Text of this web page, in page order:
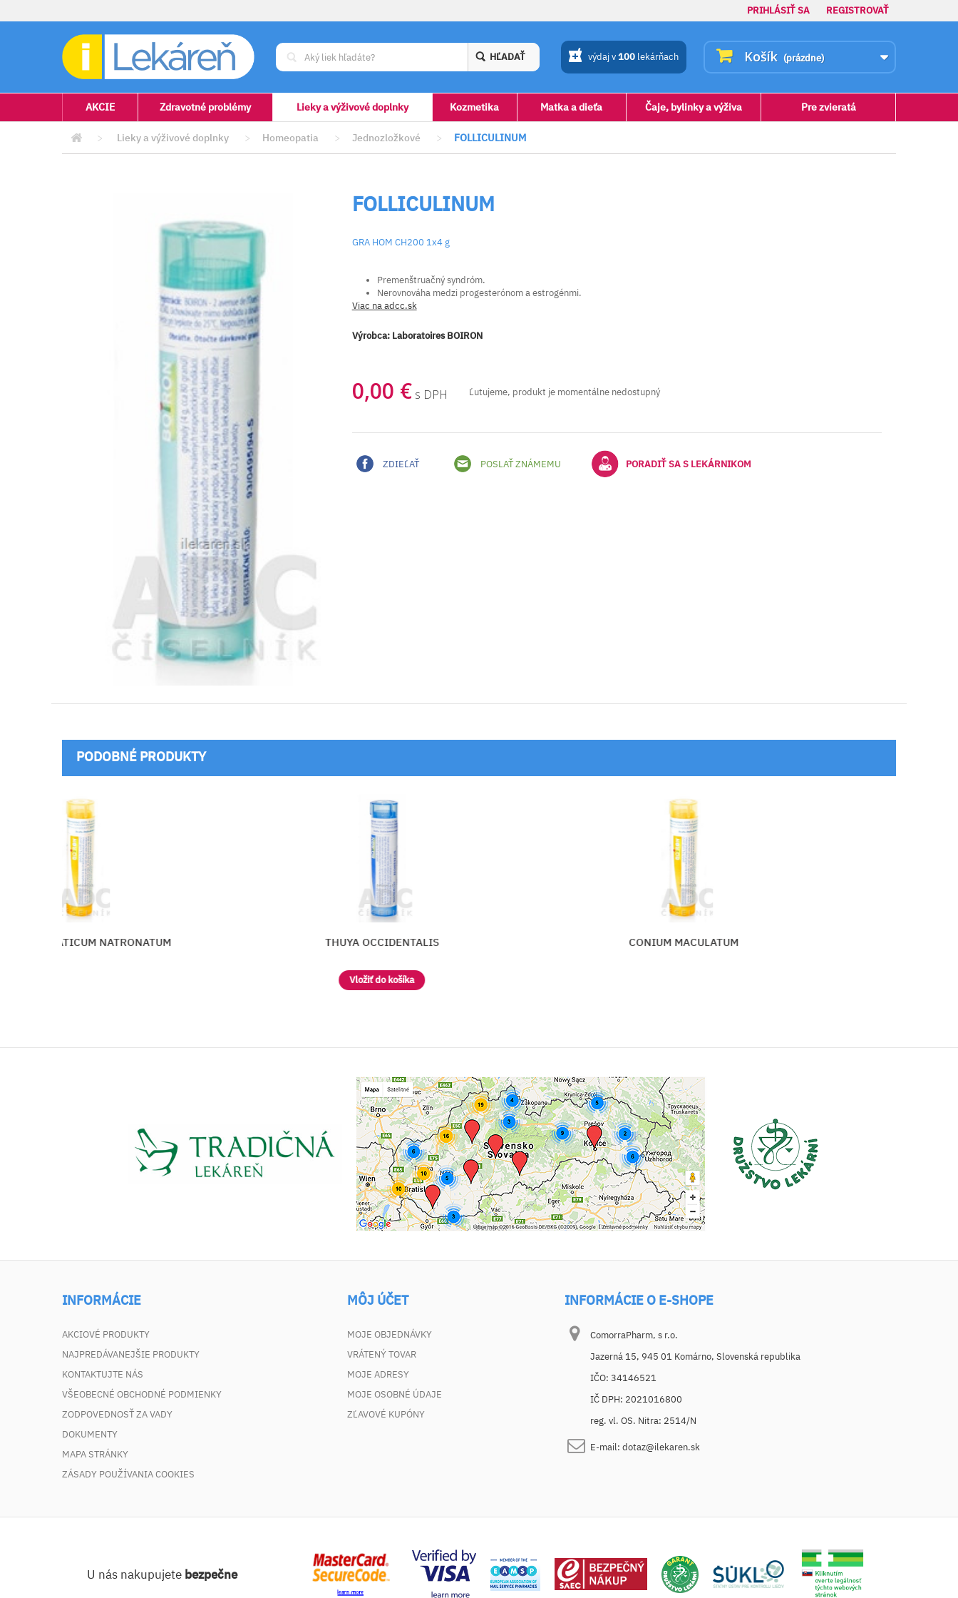
PRIHLÁSIŤ SA REGISTROVAŤ
Košík (prázdne)
HĽADAŤ výdaj v100 lekárňach
AKCIE Zdravotné problémy Lieky a výživové doplnky Kozmetika Matka a dieťa Čaje, bylinky a výživa Pre zvieratá
> Lieky a výživové doplnky > Homeopatia > Jednozložkové > FOLLICULINUM
FOLLICULINUM
GRA HOM CH200 1x4 g
Premenštruačný syndróm.
Nerovnováha medzi progesterónom a estrogénmi.
Viac na adcc.sk
Výrobca: Laboratoires BOIRON
0,00 € s DPH Ľutujeme, produkt je momentálne nedostupný
ZDIEĽAŤ POSLAŤ ZNÁMEMU PORADIŤ SA S LEKÁRNIKOM
PODOBNÉ PRODUKTY
THUYA OCCIDENTALIS
INFORMÁCIE
AKCIOVÉ PRODUKTY
NAJPREDÁVANEJŠIE PRODUKTY
KONTAKTUJTE NÁS
VŠEOBECNÉ OBCHODNÉ PODMIENKY
ZODPOVEDNOSŤ ZA VADY
DOKUMENTY
MAPA STRÁNKY
ZÁSADY POUŽÍVANIA COOKIES
MÔJ ÚČET
MOJE OBJEDNÁVKY
VRÁTENÝ TOVAR
MOJE ADRESY
MOJE OSOBNÉ ÚDAJE
ZĽAVOVÉ KUPÓNY
INFORMÁCIE O E-SHOPE
ComorraPharm, s r.o.
Jazerná 15, 945 01 Komárno, Slovenská republika
IČO: 34146521
IČ DPH: 2021016800
reg. vl. OS. Nitra: 2514/N
E-mail: dotaz@ilekaren.sk
U nás nakupujete bezpečne